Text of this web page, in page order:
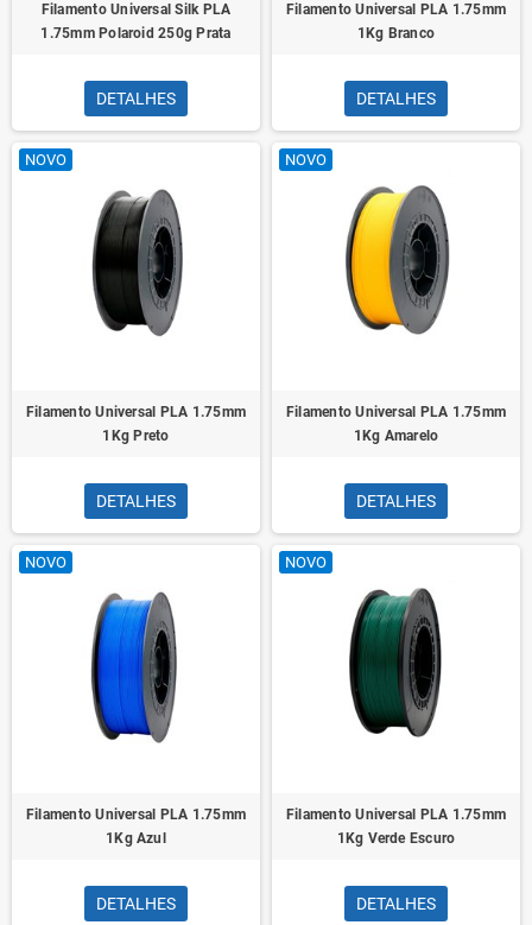
Filamento Universal Silk PLA
1.75mm Polaroid 250g Prata
DETALHES
Filamento Universal PLA 1.75mm
1Kg Branco
DETALHES
NOVO
Filamento Universal PLA 1.75mm
1Kg Preto
DETALHES
NOVO
Filamento Universal PLA 1.75mm
1Kg Amarelo
DETALHES
NOVO
Filamento Universal PLA 1.75mm
1Kg Azul
DETALHES
NOVO
Filamento Universal PLA 1.75mm
1Kg Verde Escuro
DETALHES